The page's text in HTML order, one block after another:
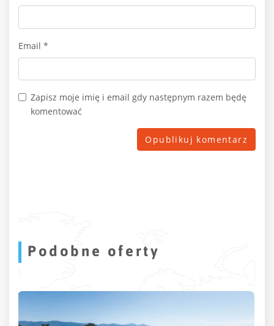
Email *
Zapisz moje imię i email gdy następnym razem będę
komentować
Podobne oferty